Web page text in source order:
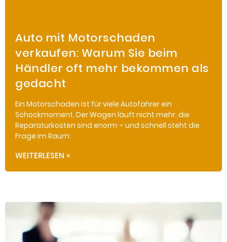
Auto mit Motorschaden
verkaufen: Warum Sie beim
Händler oft mehr bekommen als
gedacht
Ein Motorschaden ist für viele Autofahrer ein
Schockmoment. Der Wagen läuft nicht mehr, die
Reparaturkosten sind enorm – und schnell steht die
Frage im Raum:
WEITERLESEN »